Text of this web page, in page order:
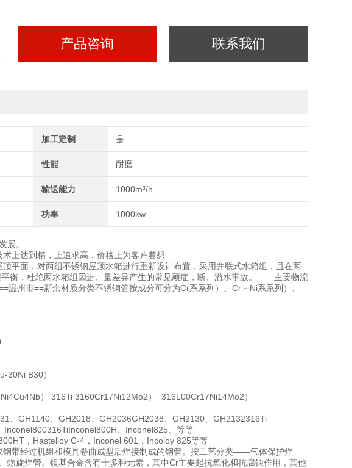
产品咨询 联系我们
加工定制 是
性能 耐磨
输送能力 1000m³/h
功率 1000kw
展。
上达到精，上追求高，价格上为客户着想
面，对两组不锈钢屋顶水箱进行重新设计布置，采用并联式水箱组，且在两
平衡，杜绝两水箱组因进、量差异产生的常见顽症，断、溢水事故。 主要物流
州市==新余材质分类不锈钢管按成分可分为Cr系系列）、Cr－Ni系系列）、
30Ni B30）
） 316Ti 3160Cr17Ni12Mo2） 316L00Cr17Ni14Mo2）
、GH1140、GH2018、GH2036GH2038、GH2130、GH2132316Ti
、Inconel825、等等
，Hastelloy C-4，Inconel 601，Incoloy 825等等
经过机组和模具卷曲成型后焊接制成的钢管。按工艺分类——气体保护焊
旋焊管。镍基合金含有十多种元素，其中Cr主要起抗氧化和抗腐蚀作用，其他